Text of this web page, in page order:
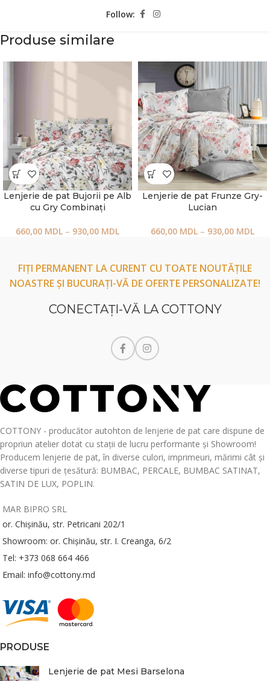
Follow:
Produse similare
Lenjerie de pat Bujorii pe Alb
cu Gry Combinați
660,00 MDL – 930,00 MDL
Lenjerie de pat Frunze Gry-
Lucian
660,00 MDL – 930,00 MDL
FIȚI PERMANENT LA CURENT CU TOATE NOUTĂȚILE
NOASTRE ȘI BUCURAȚI-VĂ DE OFERTE PERSONALIZATE!
CONECTAŢI-VĂ LA COTTONY
COTTONY - producător autohton de lenjerie de pat care dispune de
propriun atelier dotat cu stații de lucru performante și Showroom!
Producem lenjerie de pat, în diverse culori, imprimeuri, mărimi cât și
diverse tipuri de țesătură: BUMBAC, PERCALE, BUMBAC SATINAT,
SATIN DE LUX, POPLIN.
MAR BIPRO SRL
or. Chișinău, str. Petricani 202/1
Showroom: or. Chișinău, str. I. Creanga, 6/2
Tel: +373 068 664 466
Email: info@cottony.md
PRODUSE
Lenjerie de pat Mesi Barselona